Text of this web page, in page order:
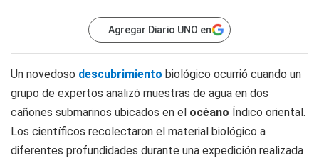
Agregar Diario UNO en
Un novedoso descubrimiento biológico ocurrió cuando un
grupo de expertos analizó muestras de agua en dos
cañones submarinos ubicados en el océano Índico oriental.
Los científicos recolectaron el material biológico a
diferentes profundidades durante una expedición realizada